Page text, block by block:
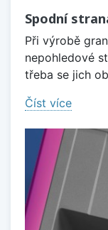
Spodní
Při výrobě
nepohledové
třeba se jich
Číst více